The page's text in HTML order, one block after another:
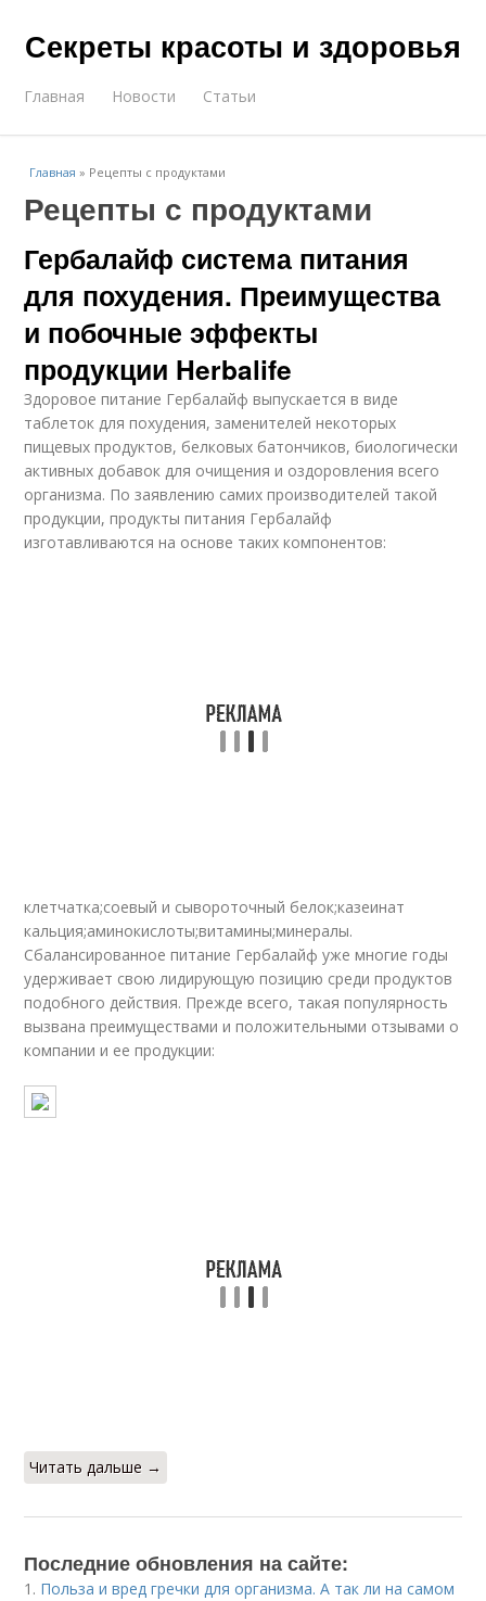
Секреты красоты и здоровья
Главная Новости Статьи
Главная » Рецепты с продуктами
Рецепты с продуктами
Гербалайф система питания
для похудения. Преимущества
и побочные эффекты
продукции Herbalife
Здоровое питание Гербалайф выпускается в виде
таблеток для похудения, заменителей некоторых
пищевых продуктов, белковых батончиков, биологически
активных добавок для очищения и оздоровления всего
организма. По заявлению самих производителей такой
продукции, продукты питания Гербалайф
изготавливаются на основе таких компонентов:
клетчатка;соевый и сывороточный белок;казеинат
кальция;аминокислоты;витамины;минералы.
Сбалансированное питание Гербалайф уже многие годы
удерживает свою лидирующую позицию среди продуктов
подобного действия. Прежде всего, такая популярность
вызвана преимуществами и положительными отзывами о
компании и ее продукции:
Читать дальше →
Последние обновления на сайте:
1. Польза и вред гречки для организма. А так ли на самом